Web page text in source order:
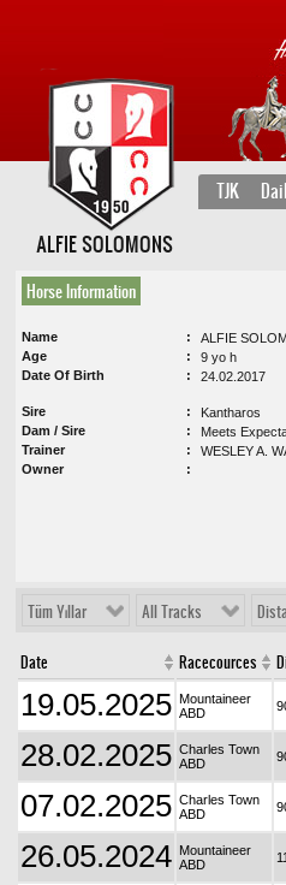
TJK
ALFIE SOLOMONS
Horse Information
Name
ALFIE
Age
9 yo h
Date Of Birth
24.02.2017
Sire
Kantharos
Dam / Sire
Meets
Trainer
WESLEY A.
Owner
Tüm Yıllar All Tracks
Date Racecources
19.05.2025 Mountaineer
ABD
28.02.2025 Charles Town
ABD
07.02.2025 Charles Town
ABD
26.05.2024 Mountaineer
ABD